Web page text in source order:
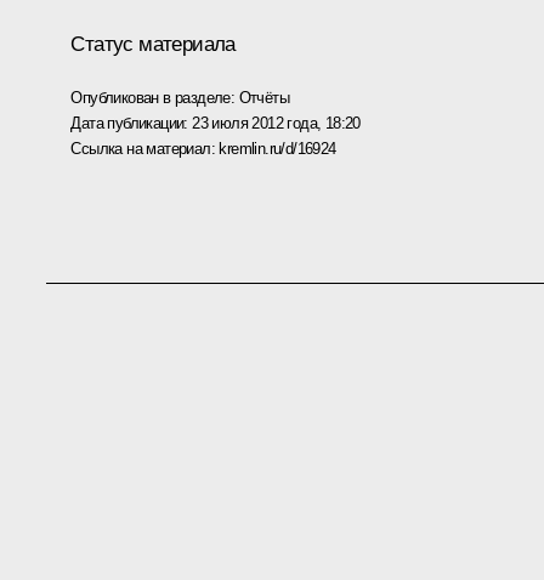
Статус материала
Опубликован в разделе: Отчёты
Дата публикации: 23 июля 2012 года, 18:20
Ссылка на материал:kremlin.ru/d/16924